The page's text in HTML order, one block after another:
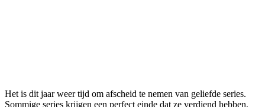
Het is dit jaar weer tijd om afscheid te nemen van geliefde series.
Sommige series krijgen een perfect einde dat ze verdiend hebben,